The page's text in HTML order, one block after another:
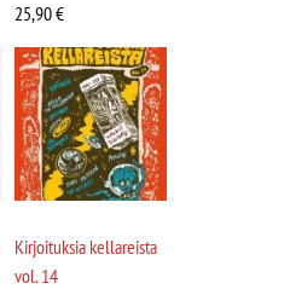
25,90€
Kirjoituksia kellareista
vol. 14